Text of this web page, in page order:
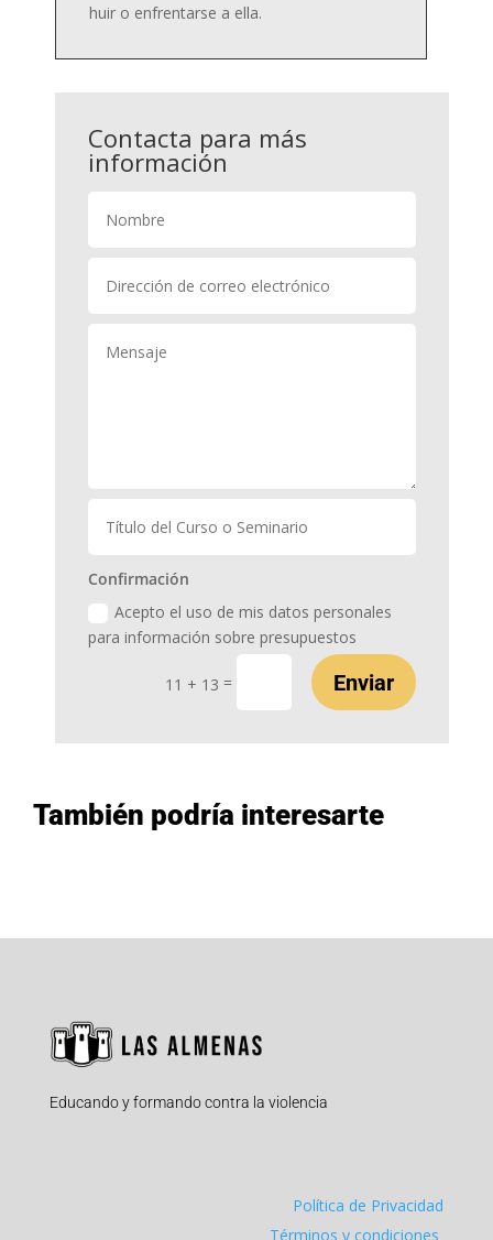
huir o enfrentarse a ella.
Contacta para más
información
Confirmación
Acepto el uso de mis datos personales
para información sobre presupuestos
11 + 13 = Enviar
También podría interesarte
Educando y formando contra la violencia
Política de Privacidad
Términos y condiciones